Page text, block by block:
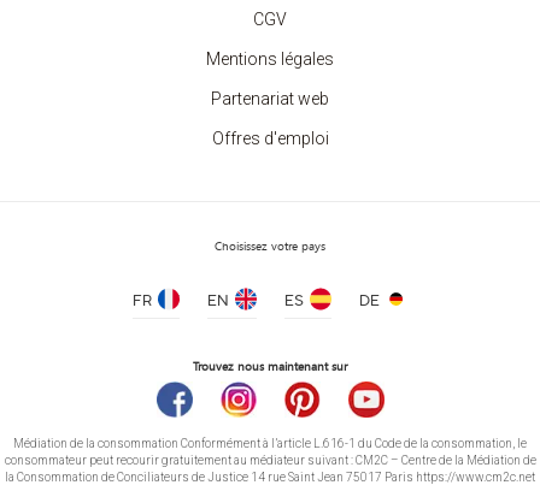
CGV
Mentions légales
Partenariat web
Offres d'emploi
Choisissez votre pays
FR EN ES DE
Trouvez nous maintenant sur
Médiation de la consommation Conformément à l’article L.616-1 du Code de la consommation, le
consommateur peut recourir gratuitement au médiateur suivant : CM2C – Centre de la Médiation de
la Consommation de Conciliateurs de Justice 14 rue Saint Jean 75017 Paris https://www.cm2c.net